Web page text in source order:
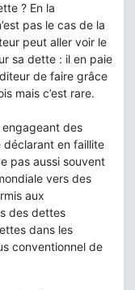
? En la
pas le cas de la
peut aller voir le
sa dette : il en paie
de faire grâce
mais c’est rare.
des
déclarant en faillite
pas aussi souvent
vers des
aux
des dettes
dans les
conventionnel de